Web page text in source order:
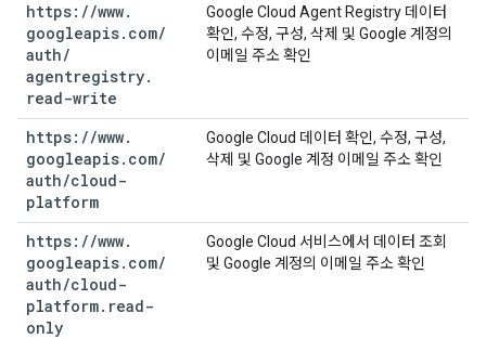
https: //www.
googleapis. com/
auth/
agentregistry.
read-write
Google Cloud Agent Registry 데이터
확인, 수정, 구성, 삭제 및 Google 계정의
이메일 주소 확인
https: //www.
googleapis. com/
auth/cloud-
platform
Google Cloud 데이터 확인, 수정, 구성,
삭제 및 Google 계정 이메일 주소 확인
https: //www.
googleapis. com/
auth/cloud-
platform. read-
only
Google Cloud 서비스에서 데이터 조회
및 Google 계정의 이메일 주소 확인